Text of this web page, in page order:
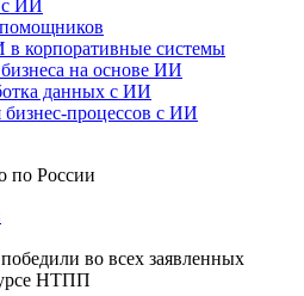
с ИИ
корпоративные системы
на основе ИИ
данных с ИИ
бизнес-процессов с ИИ
по России
во всех заявленных
НТПП